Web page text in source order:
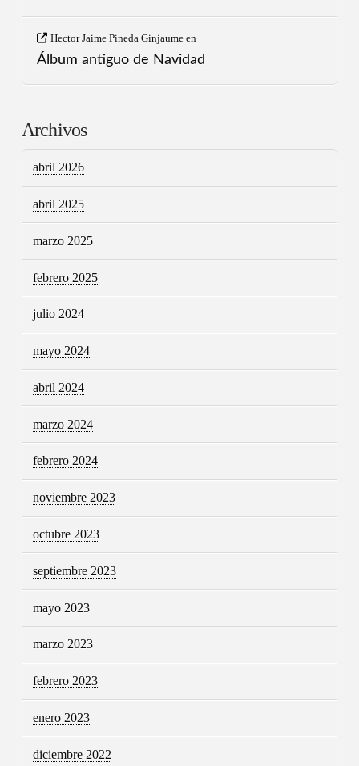
Hector Jaime Pineda Ginjaumeen
Álbum antiguo de Navidad
Archivos
abril 2026
abril 2025
marzo 2025
febrero 2025
julio 2024
mayo 2024
abril 2024
marzo 2024
febrero 2024
noviembre 2023
octubre 2023
septiembre 2023
mayo 2023
marzo 2023
febrero 2023
enero 2023
diciembre 2022